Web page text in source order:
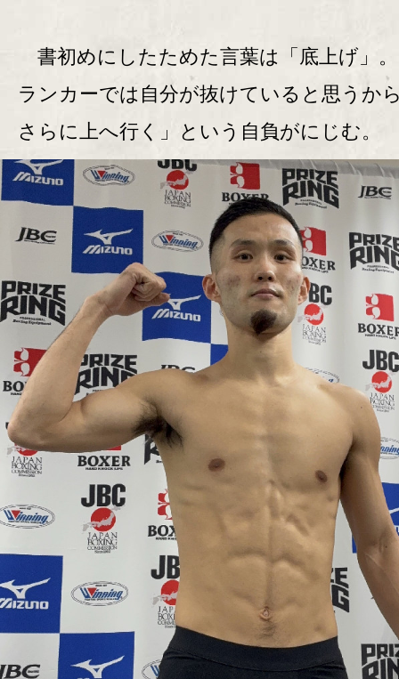
書初めにしたためた言葉は「底上げ」
ランカーでは自分が抜けていると思うか
さらに上へ行く」という自負がにじむ。